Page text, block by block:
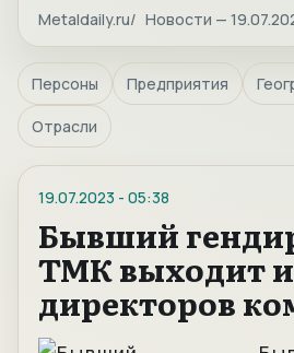
Metaldaily.ru Новости —
Персоны Предприятия
Отрасли
19.07.2023 - 05:38
Бывший
ТМК выходит
директоров